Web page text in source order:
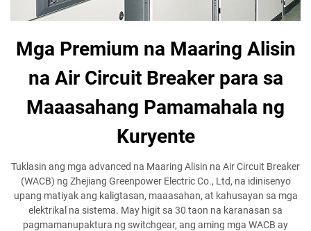
Mga Premium na Maaring Alisin
na Air Circuit Breaker para sa
Maaasahang Pamamahala ng
Kuryente
Tuklasin ang mga advanced na Maaring Alisin na Air Circuit Breaker
(WACB) ng Zhejiang Greenpower Electric Co., Ltd, na idinisenyo
upang matiyak ang kaligtasan, maaasahan, at kahusayan sa mga
elektrikal na sistema. May higit sa 30 taon na karanasan sa
pagmamanupaktura ng switchgear, ang aming mga WACB ay